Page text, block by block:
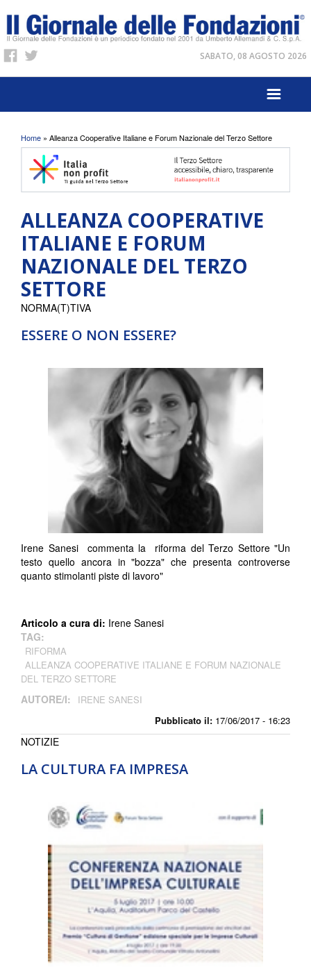
SABATO, 08 AGOSTO 2026
Tu sei qui
Home » Alleanza Cooperative Italiane e Forum Nazionale del Terzo Settore
ALLEANZA COOPERATIVE
ITALIANE E FORUM
NAZIONALE DEL TERZO
SETTORE
ESSERE O NON ESSERE?
Pubblicato il: 17/06/2017 - 16:23
NORMA(T)TIVA
Irene Sanesi commenta la riforma del Terzo Settore "Un
testo quello ancora in "bozza" che presenta controverse
quanto stimolanti piste di lavoro"
Articolo a cura di: Irene Sanesi
TAG:
RIFORMA
ALLEANZA COOPERATIVE ITALIANE E FORUM NAZIONALE
DEL TERZO SETTORE
AUTORE/I: IRENE SANESI
LA CULTURA FA IMPRESA
NOTIZIE